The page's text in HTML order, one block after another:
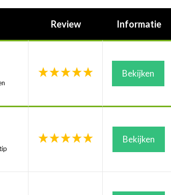
Review Informatie
Bekijken
Bekijken